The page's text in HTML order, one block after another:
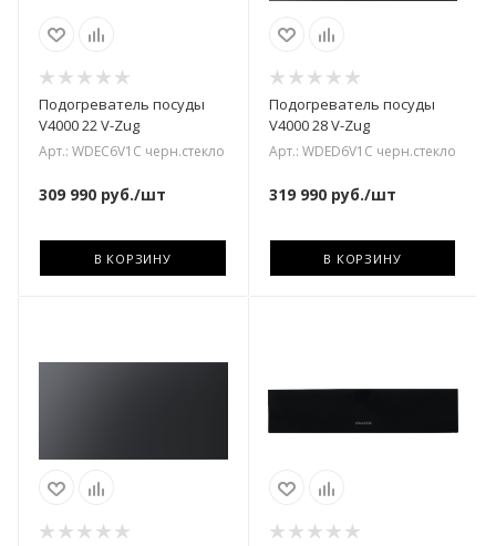
Подогреватель посуды
V4000 22 V-Zug
Арт.: WDEC6V1C черн.стекло
309 990 руб./шт
В КОРЗИНУ
Подогреватель посуды
V4000 28 V-Zug
Арт.: WDED6V1C черн.стекло
319 990руб./шт
В КОРЗИНУ